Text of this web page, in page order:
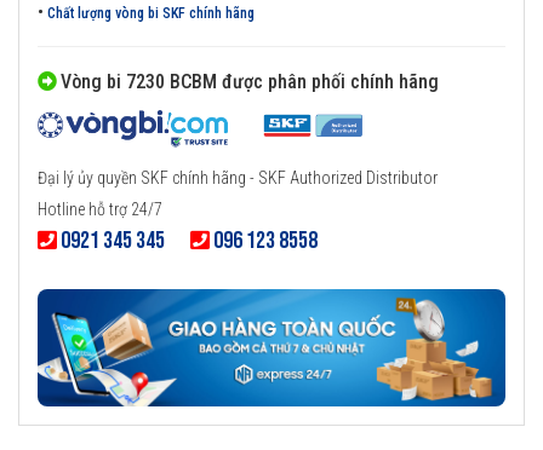
• Chất lượng vòng bi SKF chính hãng
Vòng bi 7230 BCBM được phân phối chính hãng
Đại lý ủy quyền SKF chính hãng - SKF Authorized Distributor
Hotline hỗ trợ 24/7
0921 345 345 096 123 8558